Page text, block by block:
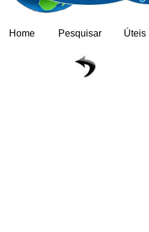
Home Pesquisar Úteis